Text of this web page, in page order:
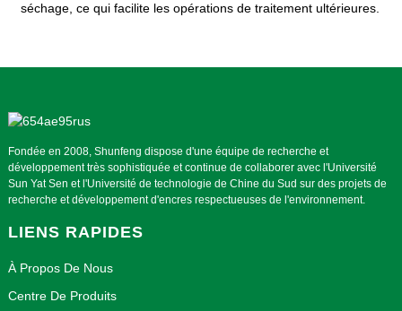
séchage, ce qui facilite les opérations de traitement ultérieures.
Fondée en 2008, Shunfeng dispose d'une équipe de recherche et
développement très sophistiquée et continue de collaborer avec l'Université
Sun Yat Sen et l'Université de technologie de Chine du Sud sur des projets de
recherche et développement d'encres respectueuses de l'environnement.
LIENS RAPIDES
À Propos De Nous
Centre De Produits